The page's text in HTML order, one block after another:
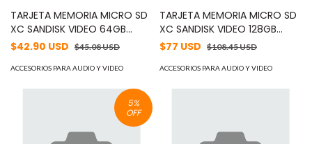
TARJETA MEMORIA MICRO SD
XC SANDISK VIDEO 64GB
SDSDQAS4-064G-BP /
VIDEOVIGILANCIA 24/7 / ALTA
TEMPERATURAS DE -25 A 85
GRADOS CENTÍGRADOS /
ESPECIAL PARA CÁMARAS IP Y
DVR MÓVIL
$42.90 USD $45.08 USD
ACCESORIOS PARA AUDIO Y VIDEO
TARJETA MEMORIA MICRO SD
XC SANDISK VIDEO 128GB
SDSDQAS4-128G-BP /
VIDEOVIGILANCIA 24/7 / ALTA
DVR MÓVIL
$77 USD $108.45 USD
ACCESORIOS PARA AUDIO Y VIDEO
5%
OFF